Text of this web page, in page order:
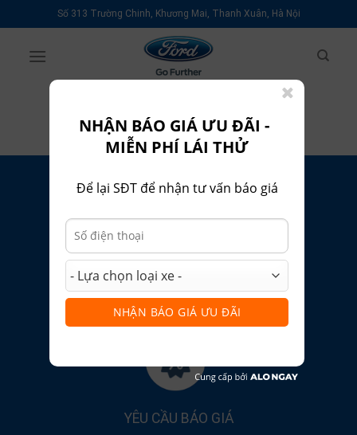
to
content
Số 313 Trường Chinh, Khương Mai, Thanh Xuân, Hà Nội
ĐĂNG KÝ DỊCH VỤ
YÊU CẦU BÁO GIÁ
NHẬN BÁO GIÁ ƯU ĐÃI -
MIỄN PHÍ LÁI THỬ
Để lại SĐT để nhận tư vấn báo giá
NHẬN BÁO GIÁ ƯU ĐÃI